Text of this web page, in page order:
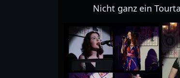
Nicht ganz ein